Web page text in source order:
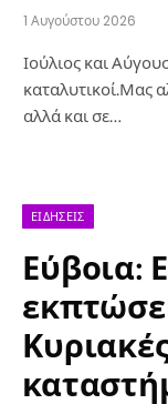
1 Αυγούστου 2026
Ιούλιος και
καταλυτικοί.Μας
αλλά και σε…
ΕΙΔΉΣΕΙΣ
Εύβοια: